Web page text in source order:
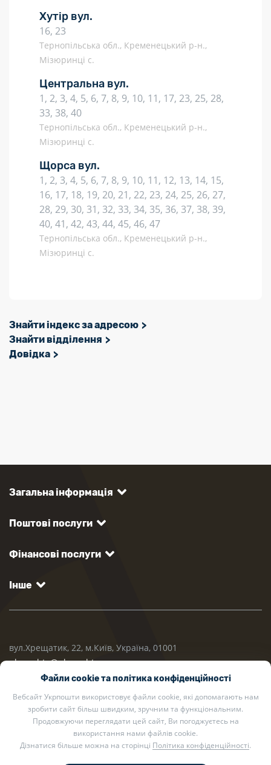
Хутір вул.
16, 23
Тернопільська обл., Кременецький р-н.,
Мізюринці с.
Центральна вул.
1, 2, 3, 4, 5, 6, 7, 8, 9, 10, 11, 17, 23, 25, 28,
33, 38, 40
Тернопільська обл., Кременецький р-н.,
Мізюринці с.
Щорса вул.
1, 2, 3, 4, 5, 6, 7, 8, 9, 10, 11, 12, 13, 14, 15,
16, 17, 18, 19, 20, 21, 22, 23, 24, 25, 26, 27,
28, 29, 30, 31, 32, 33, 34, 35, 36, 37, 38, 39,
40, 41, 42, 43, 44, 45, 46, 47
Тернопільська обл., Кременецький р-н.,
Мізюринці с.
Знайти індекс за адресою
Знайти відділення
Довідка
Загальна інформація
Поштові послуги
Фінансові послуги
Інше
вул.Хрещатик, 22, м.Київ, Україна, 01001
ukrposhta@ukrposhta.ua
Файли cookie та політика конфіденційності
Вебсайт Укрпошти використовує файли cookie, які допомагають нам
зробити сайт більш швидким, зручним та функціональним.
Продовжуючи переглядати цей сайт, Ви погоджуєтесь на
використання нами файлів cookie.
Дізнатися більше можна на сторінці Політика конфіденційності.